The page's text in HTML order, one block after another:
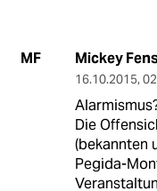
MF Mickey
16.10.2015,
Die
(bekannten
Pegida-